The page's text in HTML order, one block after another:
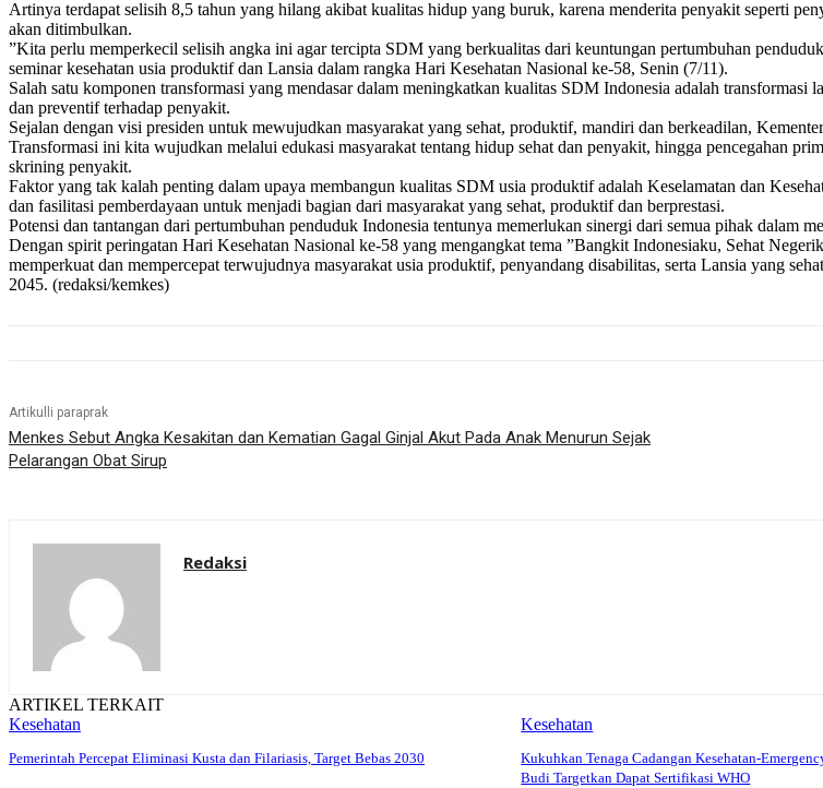
Artinya terdapat selisih 8,5 tahun yang hilang akibat kualitas hidup yang buruk, karena menderita penyakit seperti
akan ditimbulkan.
”Kita perlu memperkecil selisih angka ini agar tercipta SDM yang berkualitas dari keuntungan pertumbuhan
seminar kesehatan usia produktif dan Lansia dalam rangka Hari Kesehatan Nasional ke-58, Senin (7/11).
Salah satu komponen transformasi yang mendasar dalam meningkatkan kualitas SDM Indonesia adalah
dan preventif terhadap penyakit.
Sejalan dengan visi presiden untuk mewujudkan masyarakat yang sehat, produktif, mandiri dan berkeadilan,
Transformasi ini kita wujudkan melalui edukasi masyarakat tentang hidup sehat dan penyakit, hingga pencegahan
skrining penyakit.
Faktor yang tak kalah penting dalam upaya membangun kualitas SDM usia produktif adalah Keselamatan dan
dan fasilitasi pemberdayaan untuk menjadi bagian dari masyarakat yang sehat, produktif dan berprestasi.
Potensi dan tantangan dari pertumbuhan penduduk Indonesia tentunya memerlukan sinergi dari semua pihak dalam
Dengan spirit peringatan Hari Kesehatan Nasional ke-58 yang mengangkat tema ”Bangkit Indonesiaku, Sehat
memperkuat dan mempercepat terwujudnya masyarakat usia produktif, penyandang disabilitas, serta Lansia yang
2045. (redaksi/kemkes)
Artikulli paraprak
Menkes Sebut Angka Kesakitan dan Kematian Gagal Ginjal Akut Pada Anak Menurun Sejak
Pelarangan Obat Sirup
Redaksi
ARTIKEL TERKAIT
Kesehatan
Pemerintah Percepat Eliminasi Kusta dan Filariasis, Target Bebas 2030
Kesehatan
Kukuhkan Tenaga Cadangan Kesehatan-
Budi Targetkan Dapat Sertifikasi WHO